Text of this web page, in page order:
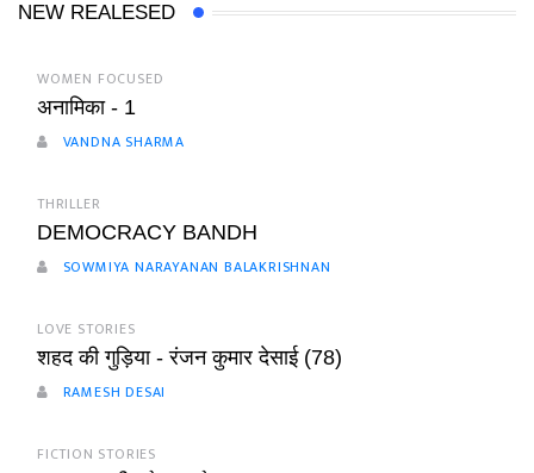
NEW REALESED
WOMEN FOCUSED
अनामिका - 1
VANDNA SHARMA
THRILLER
DEMOCRACY BANDH
SOWMIYA NARAYANAN BALAKRISHNAN
LOVE STORIES
शहद की गुड़िया - रंजन कुमार देसाई (78)
RAMESH DESAI
FICTION STORIES